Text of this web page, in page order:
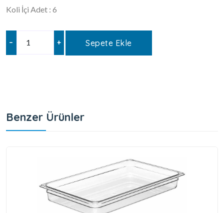
Koli İçi Adet : 6
– + Sepete Ekle
Benzer Ürünler